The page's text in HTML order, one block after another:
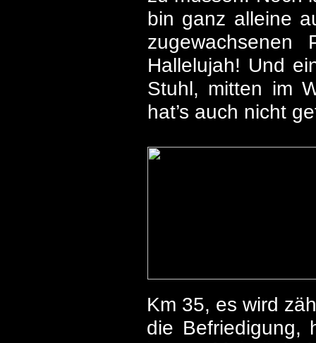
bin ganz alleine
Hallelujah! Und
Stuhl, mitten im
hat’s auch nicht
Km 35, es wird
die Befriedigung,